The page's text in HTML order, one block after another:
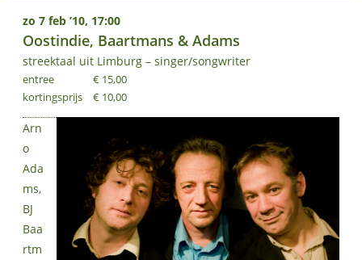
zo 7 feb ’10, 17:00
Oostindie, Baartmans & Adams
streektaal uit Limburg – singer/songwriter
entree
kortingsprijs
€ 15,00
€ 10,00
Arn
o
Ada
ms,
BJ
Baa
rtm